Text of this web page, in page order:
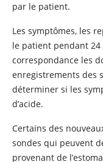
par le patient.
Les symptômes, les
le patient pendant
correspondance les
enregistrements des
déterminer si les
d’acide.
Certains des
sondes qui peuvent
provenant de